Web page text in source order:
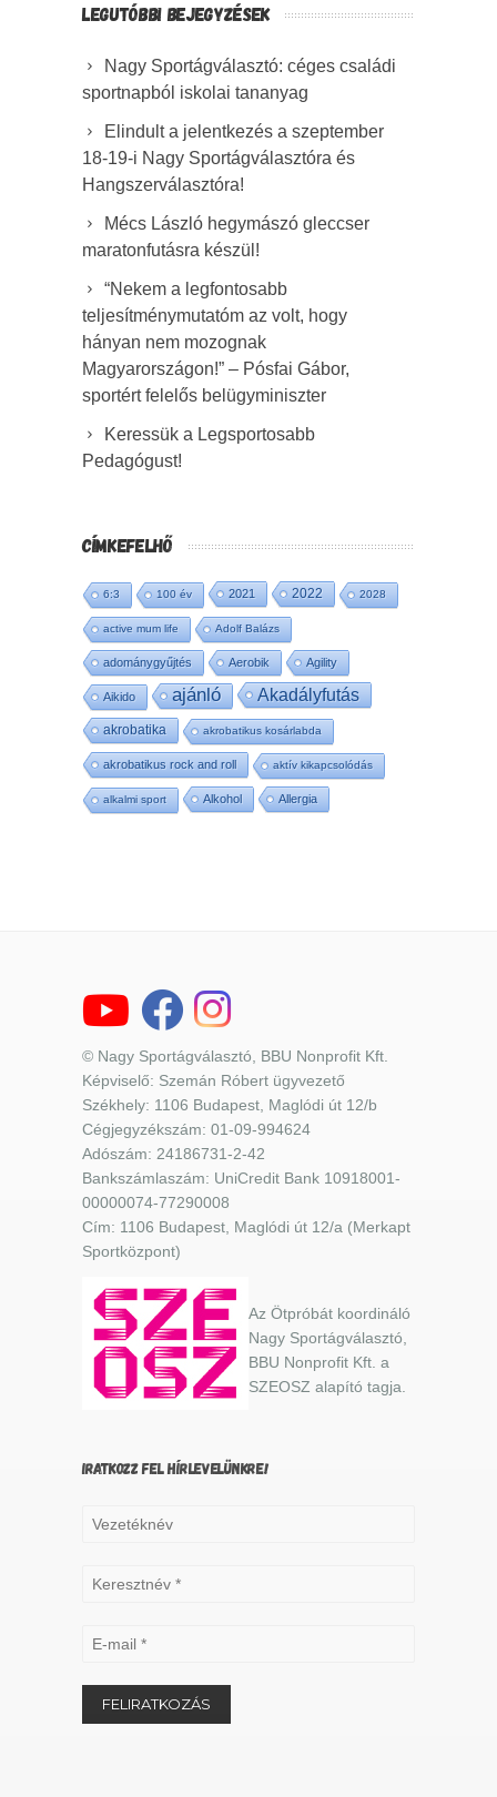
LEGUTÓBBI BEJEGYZÉSEK
Nagy Sportágválasztó: céges családi
sportnapból iskolai tananyag
Elindult a jelentkezés a szeptember
18-19-i Nagy Sportágválasztóra és
Hangszerválasztóra!
Mécs László hegymászó gleccser
maratonfutásra készül!
“Nekem a legfontosabb
teljesítménymutatóm az volt, hogy
hányan nem mozognak
Magyarországon!” – Pósfai Gábor,
sportért felelős belügyminiszter
Keressük a Legsportosabb
Pedagógust!
CÍMKEFELHŐ
6:3 100 év 2021 2022 2028
active mum life Adolf Balázs
adománygyűjtés Aerobik Agility
Aikido ajánló Akadályfutás
akrobatika akrobatikus kosárlabda
akrobatikus rock and roll aktív kikapcsolódás
alkalmi sport Alkohol Allergia
© Nagy Sportágválasztó, BBU Nonprofit Kft.
Képviselő: Szemán Róbert ügyvezető
Székhely: 1106 Budapest, Maglódi út 12/b
Cégjegyzékszám: 01-09-994624
Adószám: 24186731-2-42
Bankszámlaszám: UniCredit Bank 10918001-
00000074-77290008
Cím: 1106 Budapest, Maglódi út 12/a (Merkapt
Sportközpont)
Az Ötpróbát koordináló
Nagy Sportágválasztó,
BBU Nonprofit Kft. a
SZEOSZ alapító tagja.
IRATKOZZ FEL HÍRLEVELÜNKRE!